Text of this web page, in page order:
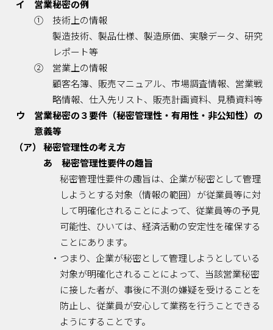
イ 営業秘密の例
① 技術上の情報
製造技術、製品仕様、製造原価、実験データ、研究
レポート等
② 営業上の情報
顧客名簿、販売マニュアル、市場調査情報、営業戦
略情報、仕入先リスト、販売計画資料、見積資料等
ウ 営業秘密の３要件（秘密管理性・有用性・非公知性）の
意義等
（ア） 秘密管理性の考え方
あ 秘密管理性要件の趣旨
秘密管理性要件の趣旨は、企業が秘密として管理
しようとする対象（情報の範囲）が従業員等に対
して明確化されることによって、従業員等の予見
可能性、ひいては、経済活動の安定性を確保する
ことにあります。
・つまり、企業が秘密として管理しようとしている
対象が明確化されることによって、当該営業秘密
に接した者が、事後に不測の嫌疑を受けることを
防止し、従業員が安心して業務を行うことできる
ようにすることです。